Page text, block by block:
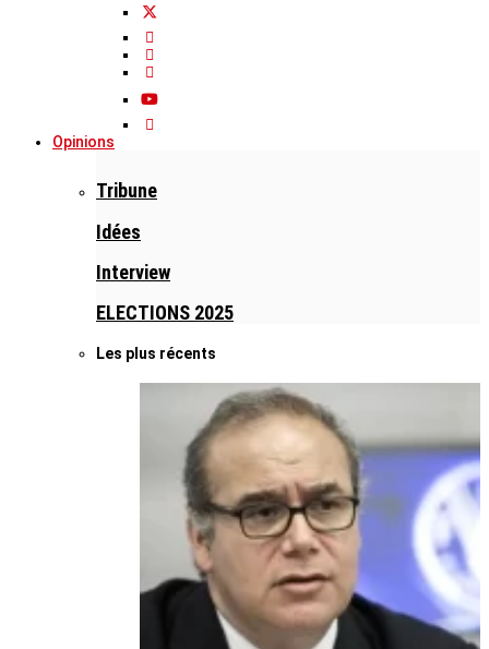
Opinions
Tribune
Idées
Interview
ELECTIONS 2025
Les plus récents